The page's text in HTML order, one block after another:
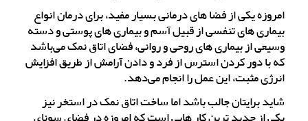
امروزه یکی از فضا های درمانی بسیار مفید، برای درمان انواع
بیماری های تنفسی از قبیل آسم و بیماری های پوستی و دسته
وسیعی از بیماری های روحی و روانی، فضای اتاق نمک می‌باشد
که با دور کردن استرس از فرد و دادن آرامش از طریق افزایش
انرژی مثبت، این عمل را انجام می‌دهد.
شاید برایتان جالب باشد اما ساخت اتاق نمک در استخر نیز